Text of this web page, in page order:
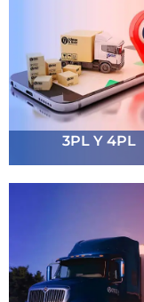
3PL Y 4PL